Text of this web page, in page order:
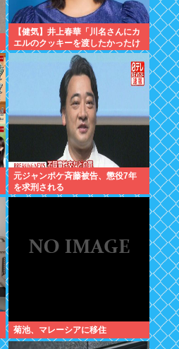
【健気】井上春華「川名さんにカ
エルのクッキーを渡したかったけ
ど、話しかけられず結局自分で食
元ジャンポケ斉藤被告、懲役7年
を求刑される
菊池、マレーシアに移住